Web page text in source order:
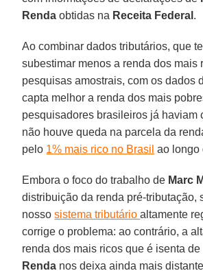
Renda obtidas na Receita Federal .
Ao combinar dados tributários, que
subestimar menos a renda dos mais
pesquisas amostrais, com os dados
capta melhor a renda dos mais
pesquisadores brasileiros já haviam
não houve queda na parcela da
pelo 1% mais rico no Brasil ao longo
Embora o foco do trabalho de Marc
distribuição da renda pré-tributação,
nossosistema tributárioaltamente
corrige o problema: ao contrário, a
renda dos mais ricos que é isenta de
Renda nos deixa ainda mais